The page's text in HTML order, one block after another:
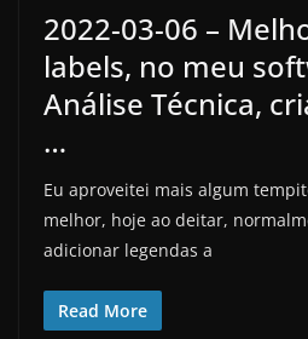
2022-03-06 –
labels, no meu
Análise Técnica,
…
Eu aproveitei mais algum
melhor, hoje ao deitar,
adicionar legendas a
Read More